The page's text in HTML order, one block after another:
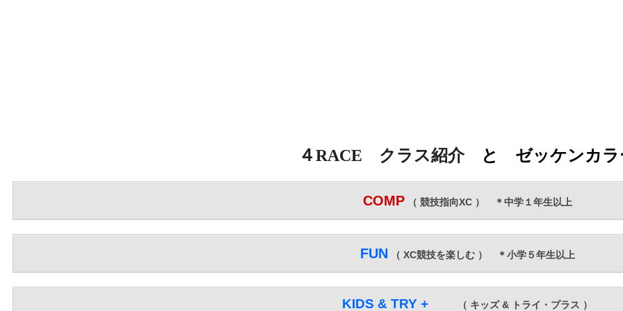
４RACE クラス紹介 と ゼッケンカラ
COMP （ 競技指向XC ） ＊中学１年生以上
FUN （ XC競技を楽しむ ） ＊小学５年生以上
KIDS & TRY + （ キッズ & トライ・プラス ）